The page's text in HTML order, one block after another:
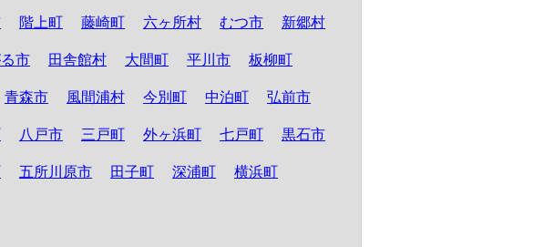
階上町 藤崎町 六ヶ所村 むつ市 新郷村
市 田舎館村 大間町 平川市 板柳町
青森市 風間浦村 今別町 中泊町 弘前市
八戸市 三戸町 外ヶ浜町 七戸町 黒石市
五所川原市 田子町 深浦町 横浜町